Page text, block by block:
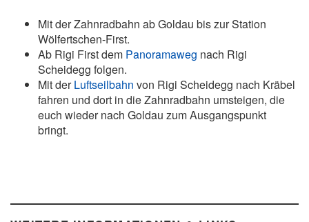
Mit der Zahnradbahn ab Goldau bis zur Station
Wölfertschen-First.
Ab Rigi First dem Panoramaweg nach Rigi
Scheidegg folgen.
Mit derLuftseilbahn von Rigi Scheidegg nach Kräbel
fahren und dort in die Zahnradbahn umsteigen, die
euch wieder nach Goldau zum Ausgangspunkt
bringt.